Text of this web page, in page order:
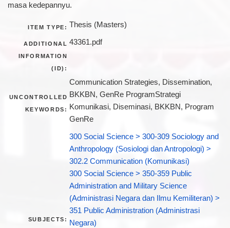
masa kedepannyu.
ITEM TYPE: Thesis (Masters)
ADDITIONAL
INFORMATION
(ID):
43361.pdf
UNCONTROLLED
KEYWORDS:
Communication Strategies, Dissemination,
BKKBN, GenRe ProgramStrategi
Komunikasi, Diseminasi, BKKBN, Program
GenRe
SUBJECTS:
300 Social Science > 300-309 Sociology and
Anthropology (Sosiologi dan Antropologi) >
302.2 Communication (Komunikasi)
300 Social Science > 350-359 Public
Administration and Military Science
(Administrasi Negara dan Ilmu Kemiliteran) >
351 Public Administration (Administrasi
Negara)